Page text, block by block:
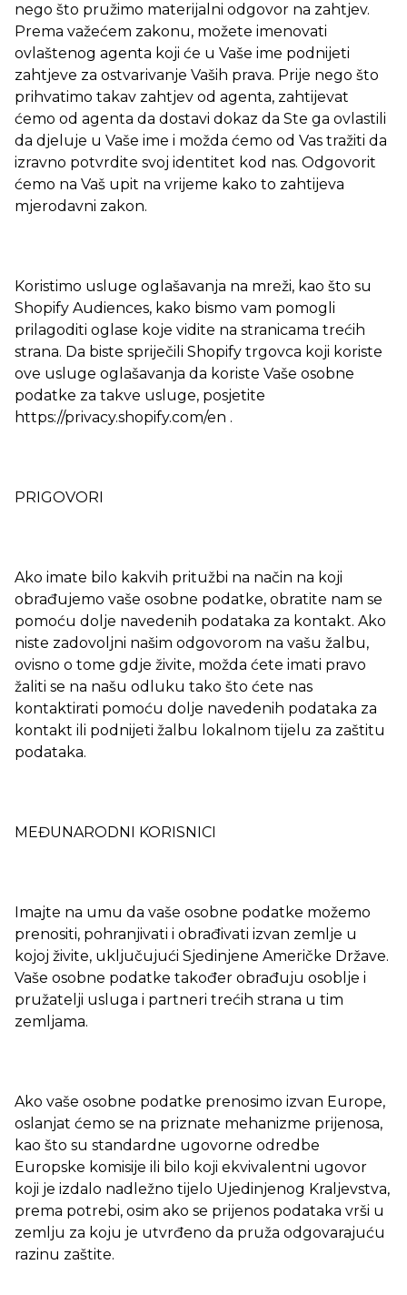
nego što pružimo materijalni odgovor na zahtjev.
Prema važećem zakonu, možete imenovati
ovlaštenog agenta koji će u Vaše ime podnijeti
zahtjeve za ostvarivanje Vaših prava. Prije nego što
prihvatimo takav zahtjev od agenta, zahtijevat
ćemo od agenta da dostavi dokaz da Ste ga ovlastili
da djeluje u Vaše ime i možda ćemo od Vas tražiti da
izravno potvrdite svoj identitet kod nas. Odgovorit
ćemo na Vaš upit na vrijeme kako to zahtijeva
mjerodavni zakon.
Koristimo usluge oglašavanja na mreži, kao što su
Shopify Audiences, kako bismo vam pomogli
prilagoditi oglase koje vidite na stranicama trećih
strana. Da biste spriječili Shopify trgovca koji koriste
ove usluge oglašavanja da koriste Vaše osobne
podatke za takve usluge, posjetite
https://privacy.shopify.com/en .
PRIGOVORI
Ako imate bilo kakvih pritužbi na način na koji
obrađujemo vaše osobne podatke, obratite nam se
pomoću dolje navedenih podataka za kontakt. Ako
niste zadovoljni našim odgovorom na vašu žalbu,
ovisno o tome gdje živite, možda ćete imati pravo
žaliti se na našu odluku tako što ćete nas
kontaktirati pomoću dolje navedenih podataka za
kontakt ili podnijeti žalbu lokalnom tijelu za zaštitu
podataka.
MEĐUNARODNI KORISNICI
Imajte na umu da vaše osobne podatke možemo
prenositi, pohranjivati i obrađivati izvan zemlje u
kojoj živite, uključujući Sjedinjene Američke Države.
Vaše osobne podatke također obrađuju osoblje i
pružatelji usluga i partneri trećih strana u tim
zemljama.
Ako vaše osobne podatke prenosimo izvan Europe,
oslanjat ćemo se na priznate mehanizme prijenosa,
kao što su standardne ugovorne odredbe
Europske komisije ili bilo koji ekvivalentni ugovor
koji je izdalo nadležno tijelo Ujedinjenog Kraljevstva,
prema potrebi, osim ako se prijenos podataka vrši u
zemlju za koju je utvrđeno da pruža odgovarajuću
razinu zaštite.